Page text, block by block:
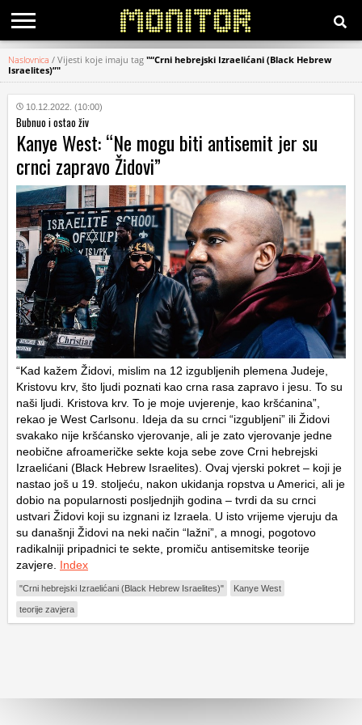
KATEGORIJE
HRVATSKI
WEB
Naslovnica / Vijesti koje imaju tag "“Crni hebrejski Izraelićani (Black Hebrew
Israelites)”"
10.12.2022. (10:00)
Bubnuo i ostao živ
Kanye West: “Ne mogu biti antisemit jer su
crnci zapravo Židovi”
“Kad kažem Židovi, mislim na 12 izgubljenih plemena Judeje,
Kristovu krv, što ljudi poznati kao crna rasa zapravo i jesu. To su
naši ljudi. Kristova krv. To je moje uvjerenje, kao kršćanina”,
rekao je West Carlsonu. Ideja da su crnci “izgubljeni” ili Židovi
svakako nije kršćansko vjerovanje, ali je zato vjerovanje jedne
neobične afroameričke sekte koja sebe zove Crni hebrejski
Izraelićani (Black Hebrew Israelites). Ovaj vjerski pokret – koji je
nastao još u 19. stoljeću, nakon ukidanja ropstva u Americi, ali je
dobio na popularnosti posljednjih godina – tvrdi da su crnci
ustvari Židovi koji su izgnani iz Izraela. U isto vrijeme vjeruju da
su današnji Židovi na neki način “lažni”, a mnogi, pogotovo
radikalniji pripadnici te sekte, promiču antisemitske teorije
zavjere. Index
"Crni hebrejski Izraelićani (Black Hebrew Israelites)" Kanye West
teorije zavjera